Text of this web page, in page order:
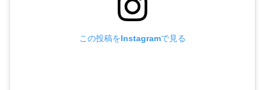
この投稿をInstagramで見る